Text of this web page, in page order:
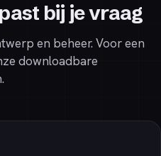
bij je vraag
en beheer. Voor een
downloadbare